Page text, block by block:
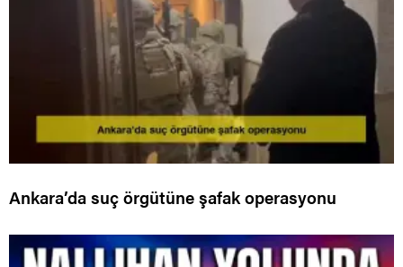
Ankara’da suç örgütüne şafak operasyonu